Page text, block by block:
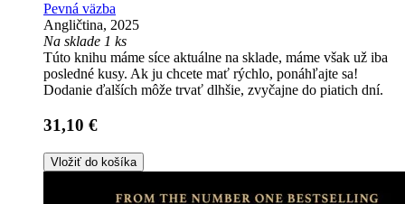
Pevná väzba
Angličtina, 2025
Na sklade 1 ks
Túto knihu máme síce aktuálne na sklade, máme však už iba
posledné kusy. Ak ju chcete mať rýchlo, ponáhľajte sa!
Dodanie ďalších môže trvať dlhšie, zvyčajne do piatich dní.
31,10 €
Vložiť do košíka